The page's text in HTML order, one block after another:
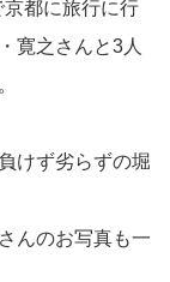
都に旅行に行
寛之さんと3人
けず劣らずの堀
んのお写真も一